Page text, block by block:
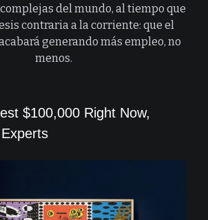
del mundo, al tiempo que
contraria a la corriente: que el
generando más empleo, no
menos.
$100,000 Right Now,